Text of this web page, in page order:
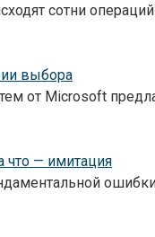
сотни
выбора
от Microsoft
что — имитация